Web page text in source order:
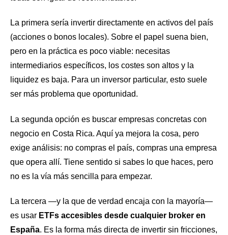
La primera sería invertir directamente en activos del país
(acciones o bonos locales). Sobre el papel suena bien,
pero en la práctica es poco viable: necesitas
intermediarios específicos, los costes son altos y la
liquidez es baja. Para un inversor particular, esto suele
ser más problema que oportunidad.
La segunda opción es buscar empresas concretas con
negocio en Costa Rica. Aquí ya mejora la cosa, pero
exige análisis: no compras el país, compras una empresa
que opera allí. Tiene sentido si sabes lo que haces, pero
no es la vía más sencilla para empezar.
La tercera —y la que de verdad encaja con la mayoría—
es usar ETFs accesibles desde cualquier broker en
España. Es la forma más directa de invertir sin fricciones,